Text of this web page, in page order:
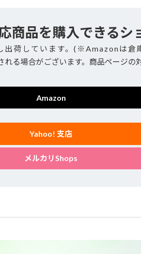
商品を購入できるシ
出荷しています。(※Amazonは倉
る場合がございます。商品ページの
Amazon
Yahoo! 支店
メルカリShops